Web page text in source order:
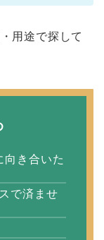
用途で探して
向き合いた
で済ませ